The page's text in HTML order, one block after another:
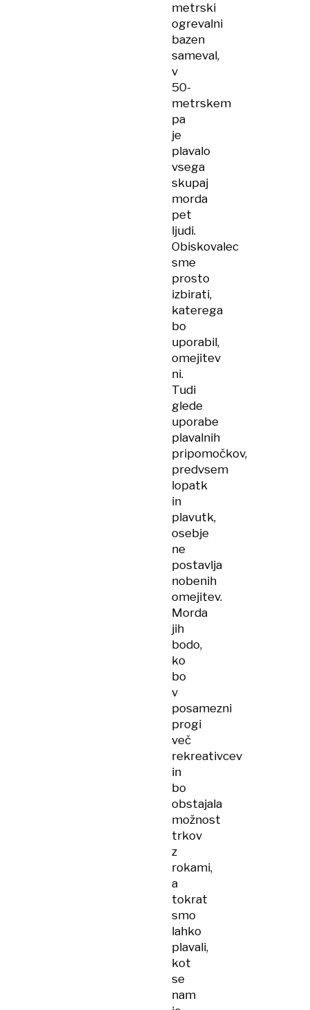
metrski
ogrevalni
bazen
sameval,
v
50-
metrskem
pa
je
plavalo
vsega
skupaj
morda
pet
ljudi.
Obiskovalec
sme
prosto
izbirati,
katerega
bo
uporabil,
omejitev
ni.
Tudi
glede
uporabe
plavalnih
pripomočkov,
predvsem
lopatk
in
plavutk,
osebje
ne
postavlja
nobenih
omejitev.
Morda
jih
bodo,
ko
bo
v
posamezni
progi
več
rekreativcev
in
bo
obstajala
možnost
trkov
z
rokami,
a
tokrat
smo
lahko
plavali,
kot
se
nam